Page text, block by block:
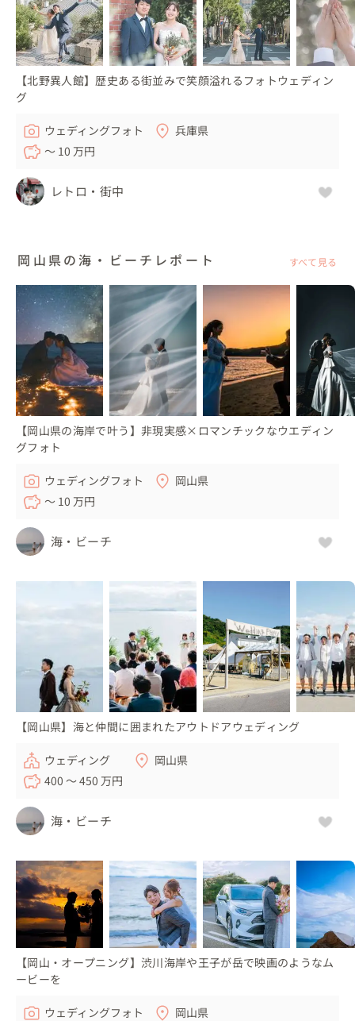
【北野異人館】歴史ある街並みで笑顔溢れるフォトウェディン
グ
ウェディングフォト
兵庫県
〜 10 万円
レトロ・街中
岡山県の海・ビーチレポート すべて見る
【岡山県の海岸で叶う】非現実感×ロマンチックなウエディン
グフォト
ウェディングフォト
岡山県
〜 10 万円
海・ビーチ
【岡山県】海と仲間に囲まれたアウトドアウェディング
ウェディング
岡山県
400 〜 450 万円
海・ビーチ
【岡山・オープニング】渋川海岸や王子が岳で映画のようなム
ービーを
ウェディングフォト
岡山県